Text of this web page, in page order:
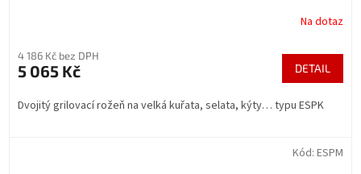
Na dotaz
4 186 Kč bez DPH
5 065 Kč DETAIL
Dvojitý grilovací rožeň na velká kuřata, selata, kýty… typu ESPK
Kód: ESPM